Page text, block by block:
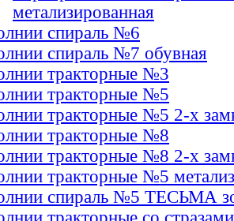
метализированная
спираль №6
спираль №7 обувная
тракторные №3
тракторные №5
тракторные №5 2-х
тракторные №8
тракторные №8 2-х
тракторные №5
спираль №5 ТЕСЬМА